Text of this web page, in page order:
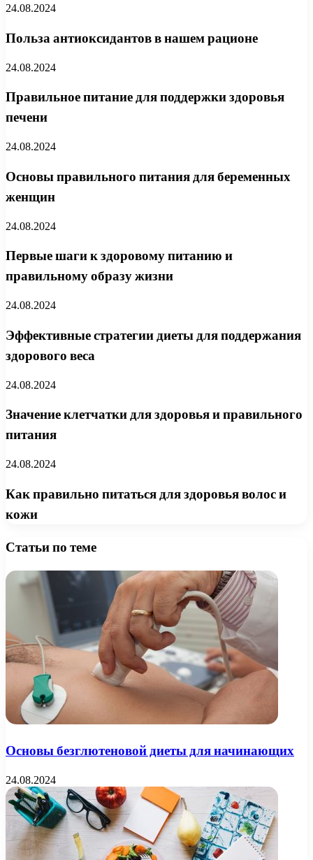
24.08.2024
Польза антиоксидантов в нашем рационе
24.08.2024
Правильное питание для поддержки здоровья
печени
24.08.2024
Основы правильного питания для беременных
женщин
24.08.2024
Первые шаги к здоровому питанию и
правильному образу жизни
24.08.2024
Эффективные стратегии диеты для поддержания
здорового веса
24.08.2024
Значение клетчатки для здоровья и правильного
питания
24.08.2024
Как правильно питаться для здоровья волос и
кожи
Статьи по теме
Основы безглютеновой диеты для начинающих
24.08.2024